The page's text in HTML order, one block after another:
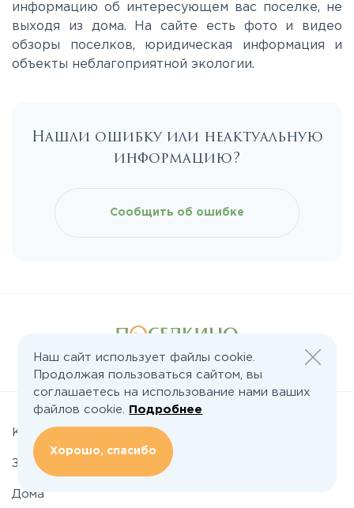
Минское
Новорижское
Рогачёвское
Рублево-Успенское
Симферопольское
Таракановское
информацию об интересующем вас поселке, не
выходя из дома. На сайте есть фото и видео
обзоры поселков, юридическая информация и
объекты неблагоприятной экологии.
Нашли ошибку или неактуальную
информацию?
Сообщить об ошибке
Следите за нами:
Коттеджные поселки
Земельные участки
Дома
Наш сайт использует файлы cookie.
Продолжая пользоваться сайтом, вы
соглашаетесь на использование нами ваших
файлов cookie.
Подробнее
Хорошо, спасибо